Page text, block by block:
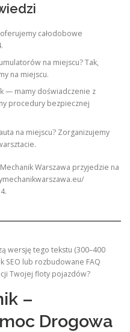
całodobowe
na miejscu? Tak,
na miejscu.
— mamy doświadczenie z
procedury bezpiecznej
na miejscu? Zorganizujemy
Warszawa przyjedzie na
wersję tego tekstu (300–400
SEO lub rozbudowane FAQ
Twojej floty pojazdów?
–
Drogowa